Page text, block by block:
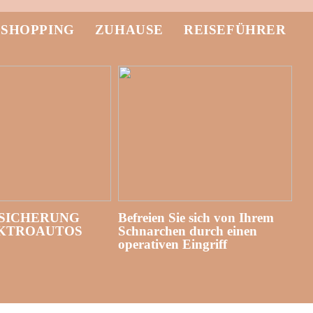
ZUHAUSE REISEFÜHRER
Befreien Sie sich von Ihrem
Schnarchen durch einen
operativen Eingriff